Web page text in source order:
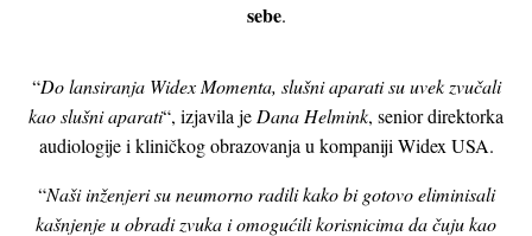
sebe.
“Do lansiranja Widex Momenta, slušni aparati su uvek zvučali
kao slušni aparati“, izjavila je Dana Helmink, senior direktorka
audiologije i kliničkog obrazovanja u kompaniji Widex USA.
“Naši inženjeri su neumorno radili kako bi gotovo eliminisali
kašnjenje u obradi zvuka i omogućili korisnicima da čuju kao